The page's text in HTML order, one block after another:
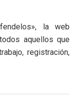
la web
aquellos que
registración,